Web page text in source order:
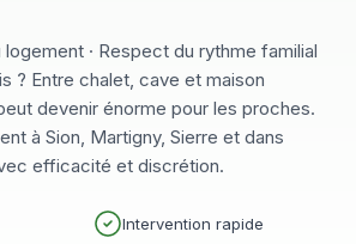
· Respect du rythme familial
? Entre chalet, cave et maison
devenir énorme pour les proches.
à Sion, Martigny, Sierre et dans
efficacité et discrétion.
Intervention rapide